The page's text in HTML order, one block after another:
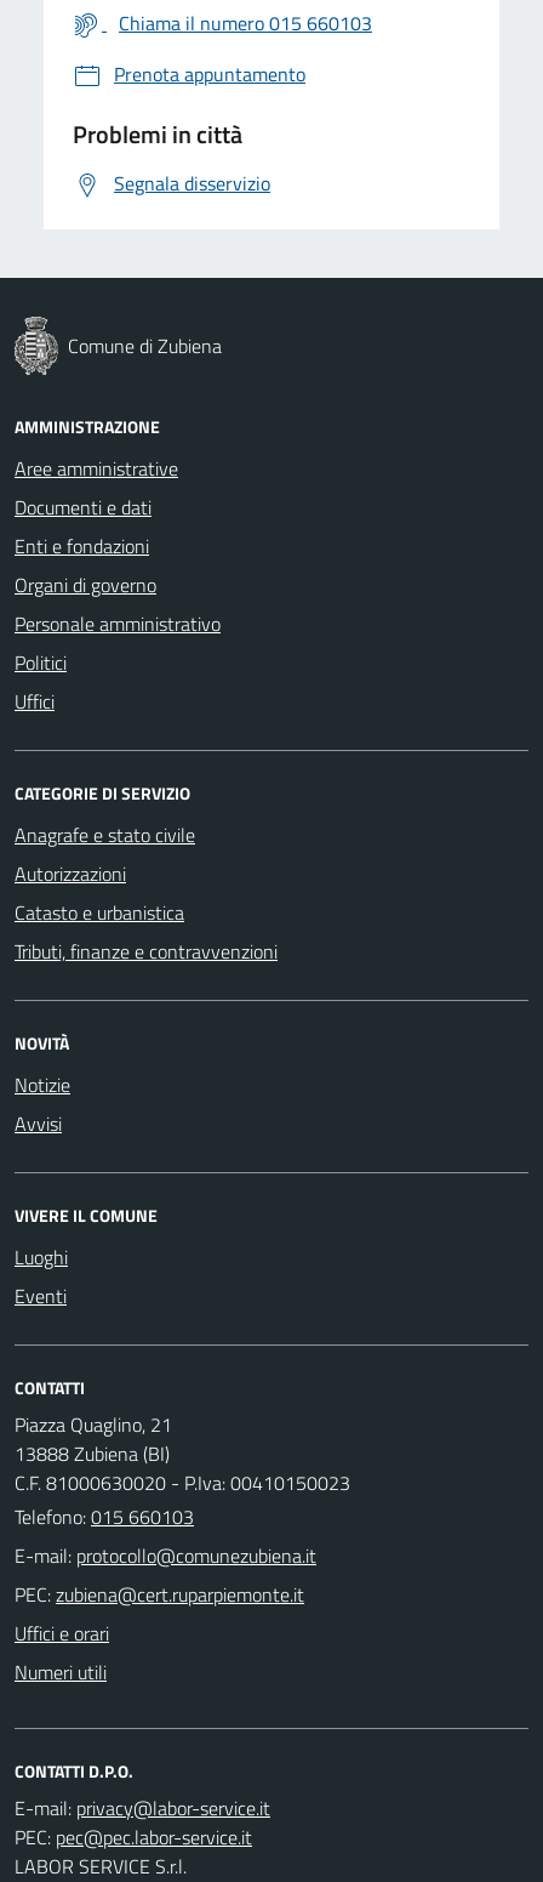
Chiama il numero 015 660103
Prenota appuntamento
Problemi in città
Segnala disservizio
Comune di Zubiena
AMMINISTRAZIONE
Aree amministrative
Documenti e dati
Enti e fondazioni
Organi di governo
Personale amministrativo
Politici
Uffici
CATEGORIE DI SERVIZIO
Anagrafe e stato civile
Autorizzazioni
Catasto e urbanistica
Tributi, finanze e contravvenzioni
NOVITÀ
Notizie
Avvisi
VIVERE IL COMUNE
Luoghi
Eventi
CONTATTI
Piazza Quaglino, 21
13888 Zubiena (BI)
C.F. 81000630020 - P.Iva: 00410150023
Telefono:015 660103
E-mail:
PEC:
Uffici e orari
Numeri utili
CONTATTI D.P.O.
E-mail:
PEC:
LABOR SERVICE S.r.l.